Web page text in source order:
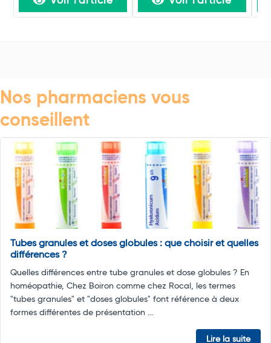
Nos pharmaciens vous
conseillent
Tubes granules et doses globules : que choisir et quelles
différences ?
Quelles différences entre tube granules et dose globules ? En
homéopathie, Chez Boiron comme chez Rocal, les termes
"tubes granules" et "doses globules" font référence à deux
formes différentes de présentation ...
Lire la suite